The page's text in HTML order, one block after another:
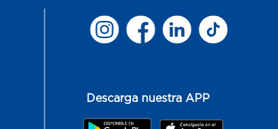
Descarga nuestra APP